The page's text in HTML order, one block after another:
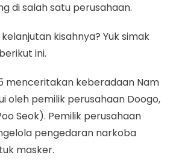
di salah satu perusahaan.
kisahnya? Yuk simak
ini.
menceritakan keberadaan Nam
oleh pemilik perusahaan Doogo,
Seok). Pemilik perusahaan
pengedaran narkoba
masker.